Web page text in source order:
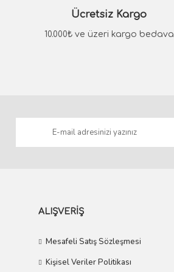
Ücretsiz Kargo
10.000₺ ve üzeri kargo bedava
ALIŞVERİŞ
Mesafeli Satış Sözleşmesi
Kişisel Veriler Politikası